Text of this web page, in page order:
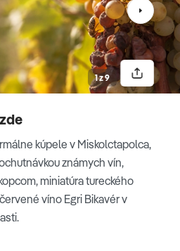
Egerszalók, ležiacej
budeme mať možnosť sa
Vyzrážané soli časom
plochými jazierkami,
tureckého Pammukale.
vinárskej oblasti s
vínomEgri Bikavér.
maďarskej kuchyne v
pivníc a na záver nás
vín s výkladom. Príchod na
hodinách.
1 z 9
kúpele v Miskolctapolca,
známych vín,
miniatúra tureckého
víno Egri Bikavér v